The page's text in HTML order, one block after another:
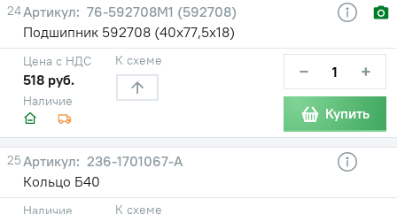
24
76-592708М1 (592708)
Подшипник 592708 (40х77,5х18)
Наличие
Цена с НДС
518 руб.
К схеме − +
Купить
25
236-1701067-А
Кольцо Б40
Наличие
К схеме